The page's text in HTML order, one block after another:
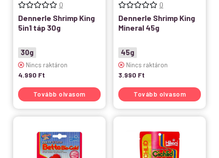
0
Dennerle Shrimp King
5in1 táp 30g
30g
Nincs raktáron
4.990 Ft
Tovább olvasom
0
Dennerle Shrimp King
Mineral 45g
45g
Nincs raktáron
3.990 Ft
Tovább olvasom